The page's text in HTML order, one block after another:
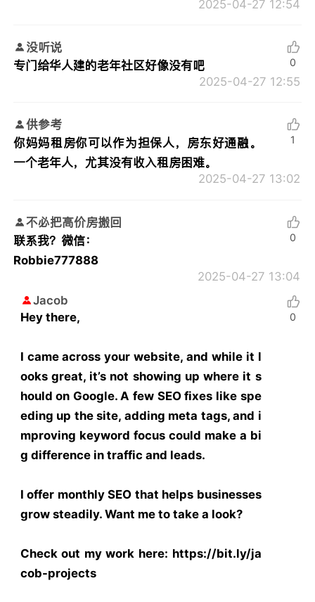
2025-04-27 12:54
没听说
专门给华人建的老年社区好像没有吧
2025-04-27 12:55
0
供参考
你妈妈租房你可以作为担保人，房东好通融。
一个老年人，尤其没有收入租房困难。
2025-04-27 13:02
1
不必把高价房搬回
联系我？微信：
Robbie777888
2025-04-27 13:04
0
Jacob
Hey there,
I came across your website, and while it l
ooks great, it’s not showing up where it s
hould on Google. A few SEO fixes like spe
eding up the site, adding meta tags, and i
mproving keyword focus could make a bi
g difference in traffic and leads.
I offer monthly SEO that helps businesses
grow steadily. Want me to take a look?
Check out my work here: https://bit.ly/ja
cob-projects
0